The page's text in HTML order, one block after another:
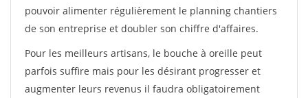
pouvoir alimenter régulièrement le planning chantiers
de son entreprise et doubler son chiffre d'affaires.
Pour les meilleurs artisans, le bouche à oreille peut
parfois suffire mais pour les désirant progresser et
augmenter leurs revenus il faudra obligatoirement